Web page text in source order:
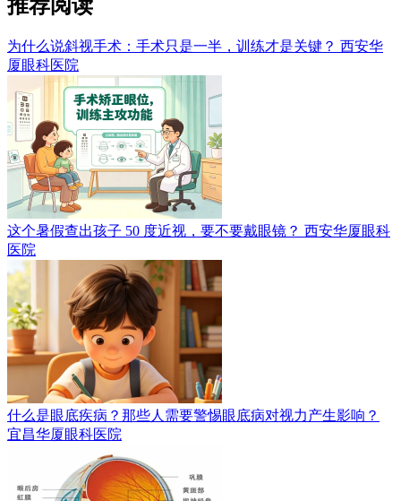
推荐阅读
为什么说斜视手术：手术只是一半，训练才是关键？ 西安华
厦眼科医院
这个暑假查出孩子 50 度近视，要不要戴眼镜？ 西安华厦眼科
医院
什么是眼底疾病？那些人需要警惕眼底病对视力产生影响？
宜昌华厦眼科医院